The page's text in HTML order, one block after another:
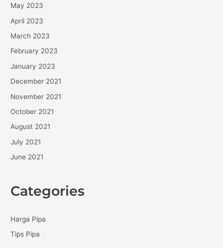
May 2023
April 2023
March 2023
February 2023
January 2023
December 2021
November 2021
October 2021
August 2021
July 2021
June 2021
Categories
Harga Pipa
Tips Pipa